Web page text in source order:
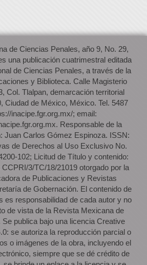
de Ciencias Penales, año 9, No. 29,
una publicación cuatrimestral editada
de Ciencias Penales, a través de la
y Biblioteca. Calle Magisterio
Col. Tlalpan, demarcación territorial
Ciudad de México, México. Tel. 5487
inacipe.fgr.org.mx/; email:
Responsable de la
Juan Carlos Gómez Espinoza. ISSN:
de Derechos al Uso Exclusivo No.
102; Licitud de Título y contenido:
3/TC/18/21019 otorgado por la
de Publicaciones y Revistas
de Gobernación. El contenido de
es responsabilidad de cada autor y no
de vista de la Revista Mexicana de
publica bajo una licencia Creative
se autoriza la reproducción parcial o
o imágenes de la obra, incluyendo el
siempre que se dé crédito de